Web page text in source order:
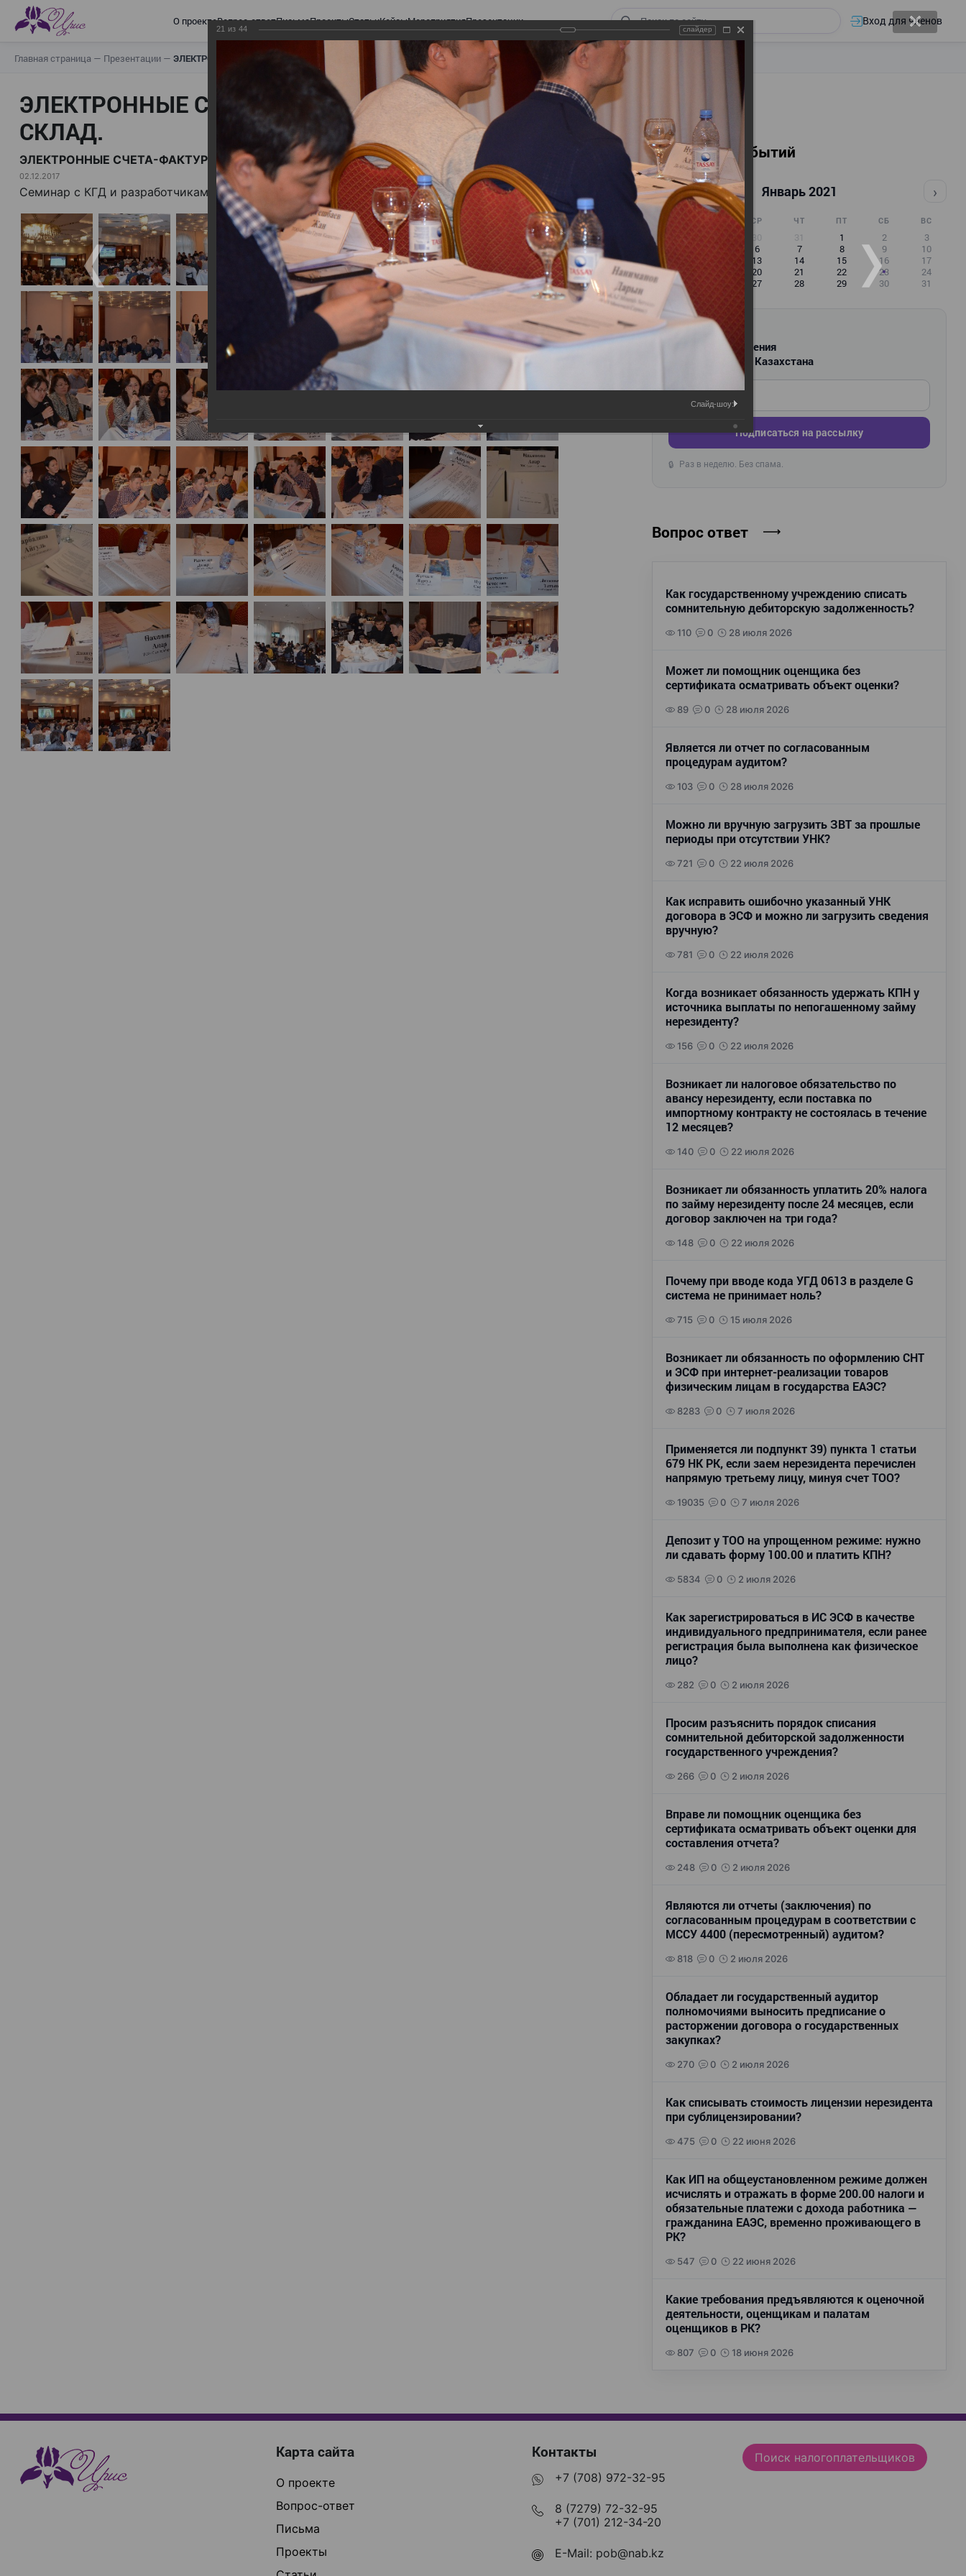
О проектеВопрос-ответПисьмаПроектыСтатьиКейсыМероприятияПрезентации Вход для членов
Главная страница — Презентации — ЭЛЕКТРОННЫЕ СЧЕТА-ФАКТУРЫ. ВИРТУАЛЬНЫЙ СКЛАД.
ЭЛЕКТРОННЫЕ СЧЕТА-ФАКТУРЫ. ВИРТУАЛЬНЫЙ
СКЛАД.
ЭЛЕКТРОННЫЕ СЧЕТА-ФАКТУРЫ. ВИРТУАЛЬНЫЙ СКЛАД.
02.12.2017
Семинар с КГД и разработчиками
Календарь событий
‹ Январь 2021 ›
ПН СР ЧТ ПТ СБ ВС
30 31 1 2
3
6 7 8 9
10
13 14 15 16
17
18
20 21 22 23
24
25
27 28 29 30 31
Новости и изменения
для бухгалтеров Казахстана
Подписаться на рассылку
🔒 Раз в неделю. Без спама.
Вопрос ответ
Как государственному учреждению списать
сомнительную дебиторскую задолженность?
110 0 28 июля 2026
Может ли помощник оценщика без
сертификата осматривать объект оценки?
89 0 28 июля 2026
Является ли отчет по согласованным
процедурам аудитом?
103 0 28 июля 2026
Можно ли вручную загрузить ЗВТ за прошлые
периоды при отсутствии УНК?
721 0 22 июля 2026
Как исправить ошибочно указанный УНК
договора в ЭСФ и можно ли загрузить сведения
вручную?
781 0 22 июля 2026
Когда возникает обязанность удержать КПН у
источника выплаты по непогашенному займу
нерезиденту?
156 0 22 июля 2026
Возникает ли налоговое обязательство по
авансу нерезиденту, если поставка по
импортному контракту не состоялась в течение
12 месяцев?
140 0 22 июля 2026
Возникает ли обязанность уплатить 20% налога
по займу нерезиденту после 24 месяцев, если
договор заключен на три года?
148 0 22 июля 2026
Почему при вводе кода УГД 0613 в разделе G
система не принимает ноль?
715 0 15 июля 2026
Возникает ли обязанность по оформлению СНТ
и ЭСФ при интернет-реализации товаров
физическим лицам в государства ЕАЭС?
8283 0 7 июля 2026
Применяется ли подпункт 39) пункта 1 статьи
679 НК РК, если заем нерезидента перечислен
напрямую третьему лицу, минуя счет ТОО?
19035 0 7 июля 2026
Депозит у ТОО на упрощенном режиме: нужно
ли сдавать форму 100.00 и платить КПН?
5834 0 2 июля 2026
Как зарегистрироваться в ИС ЭСФ в качестве
индивидуального предпринимателя, если ранее
регистрация была выполнена как физическое
лицо?
282 0 2 июля 2026
Просим разъяснить порядок списания
сомнительной дебиторской задолженности
государственного учреждения?
266 0 2 июля 2026
Вправе ли помощник оценщика без
сертификата осматривать объект оценки для
составления отчета?
248 0 2 июля 2026
Являются ли отчеты (заключения) по
согласованным процедурам в соответствии с
МССУ 4400 (пересмотренный) аудитом?
818 0 2 июля 2026
Обладает ли государственный аудитор
полномочиями выносить предписание о
расторжении договора о государственных
закупках?
270 0 2 июля 2026
Как списывать стоимость лицензии нерезидента
при сублицензировании?
475 0 22 июня 2026
Как ИП на общеустановленном режиме должен
исчислять и отражать в форме 200.00 налоги и
обязательные платежи с дохода работника —
гражданина ЕАЭС, временно проживающего в
РК?
547 0 22 июня 2026
Какие требования предъявляются к оценочной
деятельности, оценщикам и палатам
оценщиков в РК?
807 0 18 июня 2026
Карта сайта
О проекте
Вопрос-ответ
Письма
Проекты
Контакты
+7 (708) 972-32-95
8 (7279) 72-32-95
+7 (701) 212-34-20
E-Mail: pob@nab.kz
Поиск налогоплательщиков
21 из 44 слайдер
Слайд-шоу: